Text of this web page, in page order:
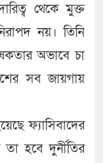
থেকে মুক্ত
নয়। তিনি
অভাবে চা
সব জায়গায়
ফ্যাসিবাদের
হবে দুর্নীতির